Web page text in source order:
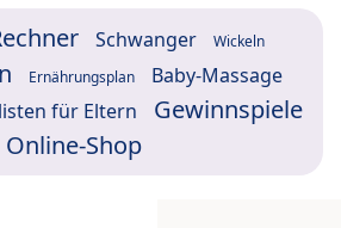
Schwanger Wickeln
Ernährungsplan Baby-Massage
für Eltern
Gewinnspiele
Online-Shop